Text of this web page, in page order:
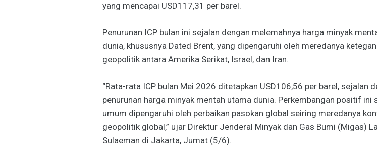
yang mencapai USD117,31 per barel.
Penurunan ICP bulan ini sejalan dengan melemahnya harga minyak
dunia, khususnya Dated Brent, yang dipengaruhi oleh meredanya
geopolitik antara Amerika Serikat, Israel, dan Iran.
“Rata-rata ICP bulan Mei 2026 ditetapkan USD106,56 per barel, sejalan
penurunan harga minyak mentah utama dunia. Perkembangan positif ini
umum dipengaruhi oleh perbaikan pasokan global seiring meredanya
geopolitik global,” ujar Direktur Jenderal Minyak dan Gas Bumi (Migas)
Sulaeman di Jakarta, Jumat (5/6).